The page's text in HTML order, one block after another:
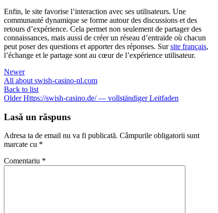
Enfin, le site favorise l’interaction avec ses utilisateurs. Une
communauté dynamique se forme autour des discussions et des
retours d’expérience. Cela permet non seulement de partager des
connaissances, mais aussi de créer un réseau d’entraide où chacun
peut poser des questions et apporter des réponses. Sursite français,
l’échange et le partage sont au cœur de l’expérience utilisateur.
Newer
All about swish-casino-nl.com
Back to list
Older Https://swish-casino.de/ — vollständiger Leitfaden
Lasă un răspuns
Adresa ta de email nu va fi publicată. Câmpurile obligatorii sunt
marcate cu *
Comentariu *